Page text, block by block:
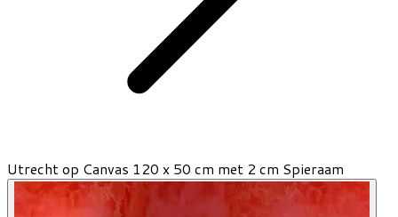
Utrecht op Canvas 120 x 50 cm met 2 cm Spieraam